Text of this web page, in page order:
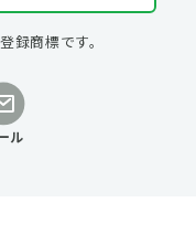
録商標です。
ル